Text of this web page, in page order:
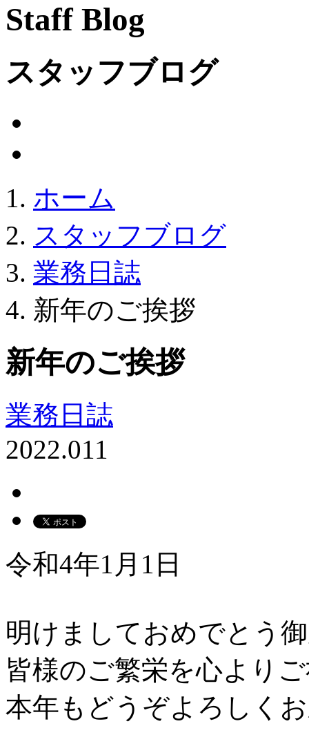
Staff Blog
スタッフブログ
ホーム
スタッフブログ
業務日誌
新年のご挨拶
新年のご挨拶
業務日誌
2022.011
令和4年1月1日
明けましておめでとう
皆様のご繁栄を心より
本年もどうぞよろしく